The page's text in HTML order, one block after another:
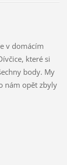
v domácím
které si
body. My
nám opět zbyly